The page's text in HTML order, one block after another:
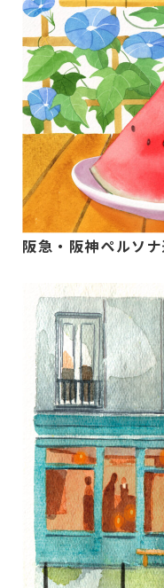
阪急・阪神ペルソ